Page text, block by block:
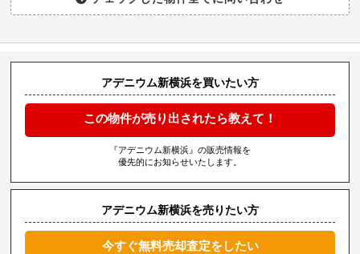
アデニウム新横浜を買いたい方
この物件が売り出されたら教えて！
『アデニウム新横浜』の販売情報を
優先的にお知らせいたします。
アデニウム新横浜を売りたい方
今すぐ無料売却査定をしたい